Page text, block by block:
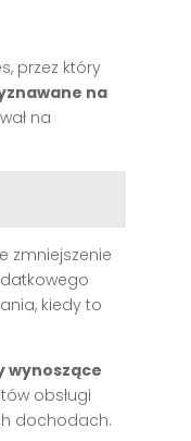
przez który
na
na
zmniejszenie
kiedy to
wynoszące
obsługi
dochodach.